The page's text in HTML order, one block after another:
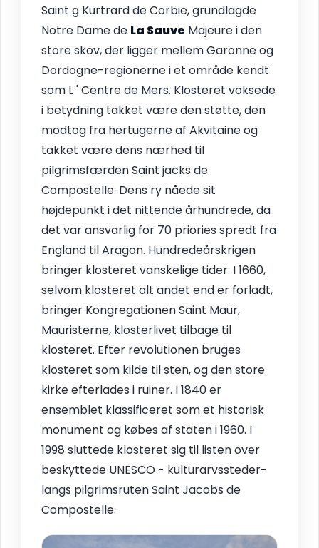
Saint g Kurtrard de Corbie, grundlagde
Notre Dame de La Sauve Majeure i den
store skov, der ligger mellem Garonne og
Dordogne-regionerne i et område kendt
som L ' Centre de Mers. Klosteret voksede
i betydning takket være den støtte, den
modtog fra hertugerne af Akvitaine og
takket være dens nærhed til
pilgrimsfærden Saint jacks de
Compostelle. Dens ry nåede sit
højdepunkt i det nittende århundrede, da
det var ansvarlig for 70 priories spredt fra
England til Aragon. Hundredeårskrigen
bringer klosteret vanskelige tider. I 1660,
selvom klosteret alt andet end er forladt,
bringer Kongregationen Saint Maur,
Mauristerne, klosterlivet tilbage til
klosteret. Efter revolutionen bruges
klosteret som kilde til sten, og den store
kirke efterlades i ruiner. I 1840 er
ensemblet klassificeret som et historisk
monument og købes af staten i 1960. I
1998 sluttede klosteret sig til listen over
beskyttede UNESCO - kulturarvssteder-
langs pilgrimsruten Saint Jacobs de
Compostelle.